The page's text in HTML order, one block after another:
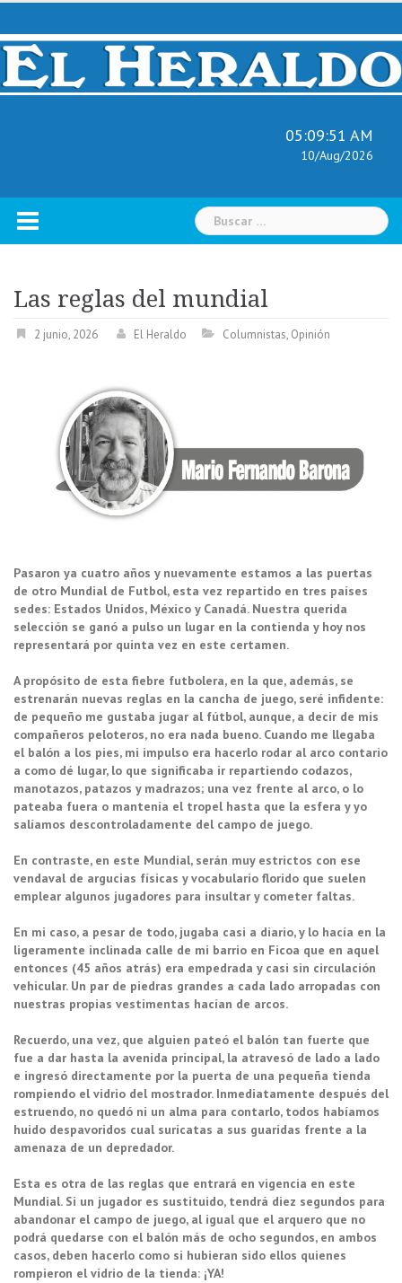
Skip
content
05:09:52 AM
10/Aug/2026
Buscar:
Las reglas del mundial
2 junio, 2026 El Heraldo Columnistas, Opinión
Pasaron ya cuatro años y nuevamente estamos a las puertas
de otro Mundial de Futbol, esta vez repartido en tres países
sedes: Estados Unidos, México y Canadá. Nuestra querida
selección se ganó a pulso un lugar en la contienda y hoy nos
representará por quinta vez en este certamen.
A propósito de esta fiebre futbolera, en la que, además, se
estrenarán nuevas reglas en la cancha de juego, seré infidente:
de pequeño me gustaba jugar al fútbol, aunque, a decir de mis
compañeros peloteros, no era nada bueno. Cuando me llegaba
el balón a los pies, mi impulso era hacerlo rodar al arco contario
a como dé lugar, lo que significaba ir repartiendo codazos,
manotazos, patazos y madrazos; una vez frente al arco, o lo
pateaba fuera o mantenía el tropel hasta que la esfera y yo
salíamos descontroladamente del campo de juego.
En contraste, en este Mundial, serán muy estrictos con ese
vendaval de argucias físicas y vocabulario florido que suelen
emplear algunos jugadores para insultar y cometer faltas.
En mi caso, a pesar de todo, jugaba casi a diario, y lo hacía en la
ligeramente inclinada calle de mi barrio en Ficoa que en aquel
entonces (45 años atrás) era empedrada y casi sin circulación
vehicular. Un par de piedras grandes a cada lado arropadas con
nuestras propias vestimentas hacían de arcos.
Recuerdo, una vez, que alguien pateó el balón tan fuerte que
fue a dar hasta la avenida principal, la atravesó de lado a lado
e ingresó directamente por la puerta de una pequeña tienda
rompiendo el vidrio del mostrador. Inmediatamente después del
estruendo, no quedó ni un alma para contarlo, todos habíamos
huido despavoridos cual suricatas a sus guaridas frente a la
amenaza de un depredador.
Esta es otra de las reglas que entrará en vigencia en este
Mundial. Si un jugador es sustituido, tendrá diez segundos para
abandonar el campo de juego, al igual que el arquero que no
podrá quedarse con el balón más de ocho segundos, en ambos
casos, deben hacerlo como si hubieran sido ellos quienes
rompieron el vidrio de la tienda: ¡YA!